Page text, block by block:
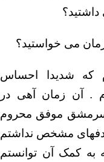
داشتید؟
زمان می خواستید؟
که شدیدا احساس
. آن زمان آهی در
سرمشق موفق محروم
مشخص نداشتم
به کمک آن توانستم